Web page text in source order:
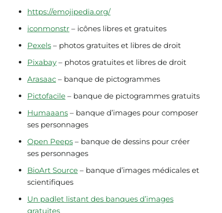
https://emojipedia.org/
iconmonstr – icônes libres et gratuites
Pexels – photos gratuites et libres de droit
Pixabay – photos gratuites et libres de droit
Arasaac – banque de pictogrammes
Pictofacile – banque de pictogrammes gratuits
Humaaans – banque d’images pour composer
ses personnages
Open Peeps – banque de dessins pour créer
ses personnages
BioArt Source – banque d’images médicales et
scientifiques
Un padlet listant des banques d’images
gratuites